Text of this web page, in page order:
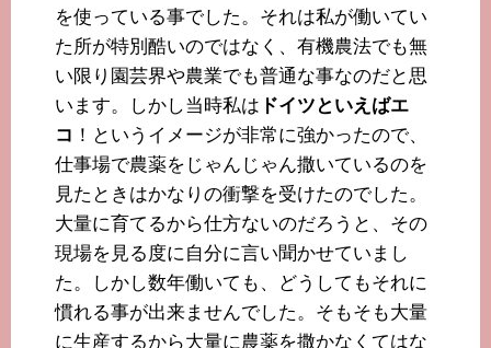
を使っている事でした。それは私が働いてい
た所が特別酷いのではなく、有機農法でも無
い限り園芸界や農業でも普通な事なのだと思
います。しかし当時私は ドイツといえばエ
コ ！というイメージが非常に強かったので、
仕事場で農薬をじゃんじゃん撒いているのを
見たときはかなりの衝撃を受けたのでした。
大量に育てるから仕方ないのだろうと、その
現場を見る度に自分に言い聞かせていまし
た。しかし数年働いても、どうしてもそれに
慣れる事が出来ませんでした。そもそも大量
に生産するから大量に農薬を撒かなくてはな